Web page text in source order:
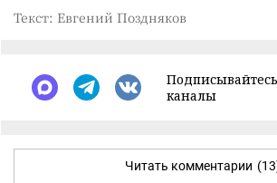
Текст: Евгений Поздняков
каналы
Читать комментарии